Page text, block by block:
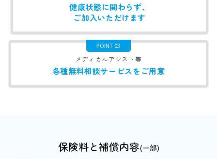
健康状態に関わらず、
ご加入いただけます
POINT 03
メディカルアシスト等
各種無料相談サービスを ご用意
保険料と補償内容(一部)